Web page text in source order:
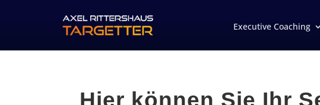
Executive Coaching
Hier können Sie Ihr